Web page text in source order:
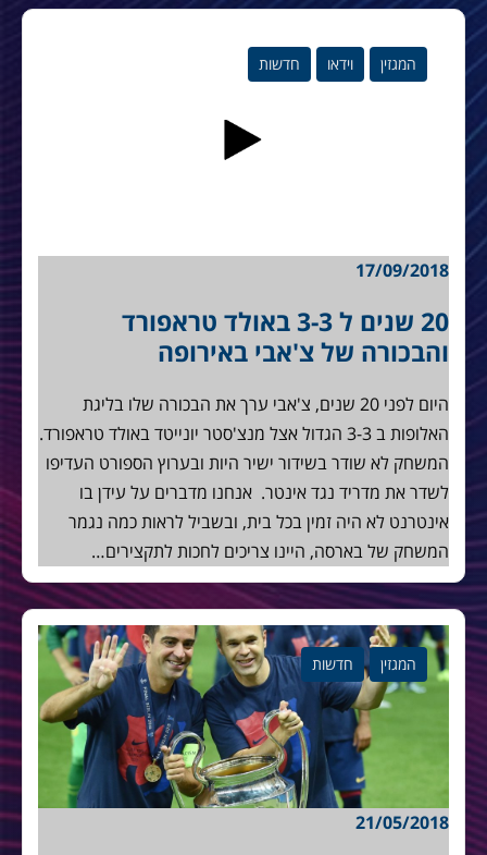
המגזין וידאו חדשות
17/09/2018
20 שנים ל 3-3 באולד טראפורד
והבכורה של צ'אבי באירופה
היום לפני 20 שנים, צ'אבי ערך את הבכורה שלו בליגת
האלופות ב 3-3 הגדול אצל מנצ'סטר יונייטד באולד טראפורד.
המשחק לא שודר בשידור ישיר היות ובערוץ הספורט העדיפו
לשדר את מדריד נגד אינטר. אנחנו מדברים על עידן בו
אינטרנט לא היה זמין בכל בית, ובשביל לראות כמה נגמר
המשחק של בארסה, היינו צריכים לחכות לתקצירים…
המגזין חדשות
21/05/2018